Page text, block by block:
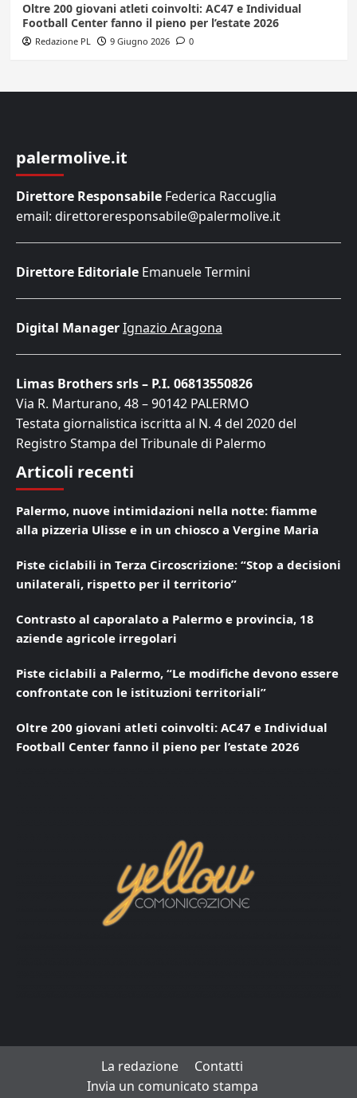
Oltre 200 giovani atleti coinvolti: AC47 e Individual
Football Center fanno il pieno per l’estate 2026
Redazione PL 9 Giugno 2026 0
palermolive.it
Direttore Responsabile Federica Raccuglia
email: direttoreresponsabile@palermolive.it
Direttore Editoriale Emanuele Termini
Digital ManagerIgnazio Aragona
Limas Brothers srls – P.I. 06813550826
Via R. Marturano, 48 – 90142 PALERMO
Testata giornalistica iscritta al N. 4 del 2020 del
Registro Stampa del Tribunale di Palermo
Articoli recenti
Palermo, nuove intimidazioni nella notte: fiamme
alla pizzeria Ulisse e in un chiosco a Vergine Maria
Piste ciclabili in Terza Circoscrizione: “Stop a decisioni
unilaterali, rispetto per il territorio”
Contrasto al caporalato a Palermo e provincia, 18
aziende agricole irregolari
Piste ciclabili a Palermo, “Le modifiche devono essere
confrontate con le istituzioni territoriali”
Oltre 200 giovani atleti coinvolti: AC47 e Individual
Football Center fanno il pieno per l’estate 2026
La redazione
Contatti
Invia un comunicato stampa